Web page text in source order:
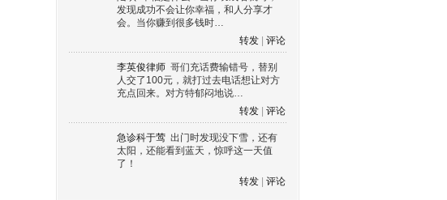
发现成功不会让你幸福，和人分享才
会。当你赚到很多钱时…
转发
评论
李英俊律师 哥们充话费输错号，替别
人交了100元，就打过去电话想让对方
充点回来。对方特郁闷地说…
转发
评论
急诊科于莺 出门时发现没下雪，还有
太阳，还能看到蓝天，惊呼这一天值
了！
转发
评论